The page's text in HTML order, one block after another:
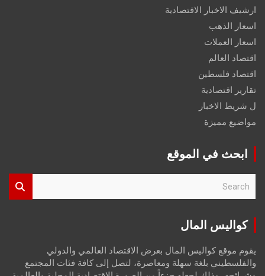
ارشيف الاخبار الاقتصادية
اسعار الذهب
اسعار العملات
اقتصاد العالم
اقتصاد فلسطين
تقارير اقتصادية
ل شريط الاخبار
مواضيع مميزة
ابحث في الموقع
r
كواليس المال
يقوم موقع كواليس المال بعرض الاقتصاد العالمي والدولي
والفلسطيني بلغة سهلة ومعاصرة، لتصل إلى كافة فئات المجتمع